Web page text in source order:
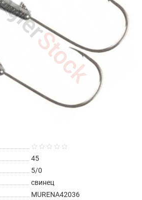
45
5/0
свинец
MURENA42036